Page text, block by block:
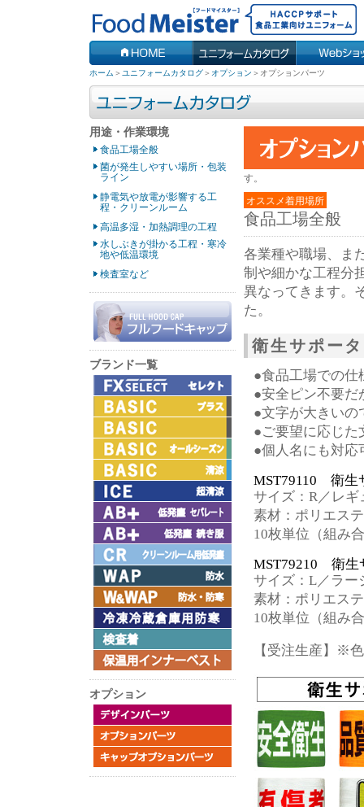
ホーム ＞ ユニフォームカタログ＞ オプション ＞ オプションパーツ
す。
オススメ着用場所
食品工場全般
各業種や職場、ま
制や細かな工程分
異なってきます。
た。
衛生サポー
●食品工場での仕
●安全ピン不要だ
●文字が大きいの
●ご要望に応じた
●個人名にも対応
MST79110 衛生
サイズ：R／レギ
素材：ポリエス
10枚単位（組み
MST79210 衛生
サイズ：L／ラー
素材：ポリエス
10枚単位（組み
【受注生産】※
用途・作業環境
食品工場全般
菌が発生しやすい場所・包装
ライン
静電気や放電が影響する工
程・クリーンルーム
高温多湿・加熱調理の工程
水しぶきが掛かる工程・寒冷
地や低温環境
検査室など
ブランド一覧
オプション